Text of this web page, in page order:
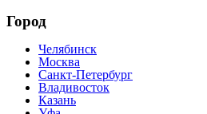
Город
Челябинск
Москва
Санкт-Петербург
Владивосток
Казань